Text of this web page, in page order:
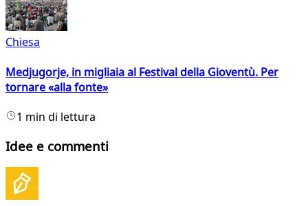
Chiesa
Medjugorje, in migliaia al Festival della Gioventù. Per
tornare «alla fonte»
1 min di lettura
Idee e commenti